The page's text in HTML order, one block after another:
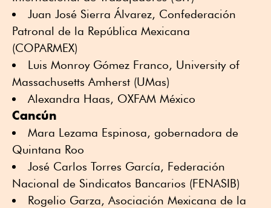
Juan José Sierra Álvarez, Confederación
Patronal de la República Mexicana
(COPARMEX)
Luis Monroy Gómez Franco, University of
Massachusetts Amherst (UMas)
Alexandra Haas, OXFAM México
Cancún
Mara Lezama Espinosa, gobernadora de
Quintana Roo
José Carlos Torres García, Federación
Nacional de Sindicatos Bancarios (FENASIB)
Rogelio Garza, Asociación Mexicana de la